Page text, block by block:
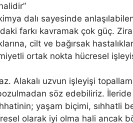
dalı sayesinde anlaşılabilen
farkı kavramak çok güç.
cilt ve bağırsak
ortak nokta hücresel
Alakalı uzvun işleyişi
söz edebiliriz.
yaşam biçimi, sıhhatli
olarak iyi olma hali ancak